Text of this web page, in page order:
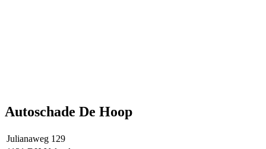
Autoschade De Hoop
Julianaweg 129